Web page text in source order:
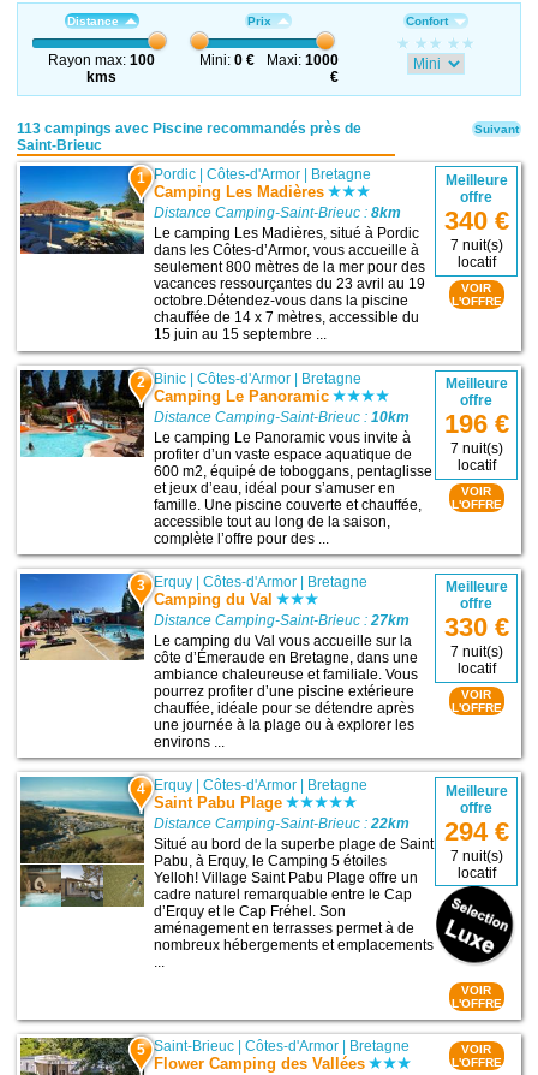
Distance
Rayon max:100
kms
Prix
Mini: 0 € Maxi:1000
€
Confort
113 campings avec Piscine recommandés près de
Saint-Brieuc
1 Pordic |Côtes-d'Armor Bretagne
Camping Les Madières
Distance Camping-Saint-Brieuc :8km
Le camping Les Madières, situé à Pordic
dans les Côtes-d’Armor, vous accueille à
seulement 800 mètres de la mer pour des
vacances ressourçantes du 23 avril au 19
octobre.Détendez-vous dans la piscine
chauffée de 14 x 7 mètres, accessible du
15 juin au 15 septembre ...
Meilleure
offre
340 €
7 nuit(s)
locatif
VOIR
L'OFFRE
2 Binic |Côtes-d'Armor | Bretagne
Camping Le Panoramic
Distance Camping-Saint-Brieuc :10km
Le camping Le Panoramic vous invite à
profiter d’un vaste espace aquatique de
600 m2, équipé de toboggans, pentaglisse
et jeux d’eau, idéal pour s’amuser en
famille. Une piscine couverte et chauffée,
accessible tout au long de la saison,
complète l’offre pour des ...
Meilleure
offre
196 €
7 nuit(s)
locatif
VOIR
L'OFFRE
3 Erquy |Côtes-d'Armor | Bretagne
Camping du Val
Distance Camping-Saint-Brieuc :27km
Le camping du Val vous accueille sur la
côte d’Émeraude en Bretagne, dans une
ambiance chaleureuse et familiale. Vous
pourrez profiter d’une piscine extérieure
chauffée, idéale pour se détendre après
une journée à la plage ou à explorer les
environs ...
Meilleure
offre
330 €
7 nuit(s)
locatif
VOIR
L'OFFRE
4 Erquy |Côtes-d'Armor Bretagne
Saint Pabu Plage
Distance Camping-Saint-Brieuc :22km
Situé au bord de la superbe plage de Saint
Pabu, à Erquy, le Camping 5 étoiles
Yelloh! Village Saint Pabu Plage offre un
cadre naturel remarquable entre le Cap
d’Erquy et le Cap Fréhel. Son
aménagement en terrasses permet à de
nombreux hébergements et emplacements
...
Meilleure
offre
294 €
7 nuit(s)
locatif
VOIR
L'OFFRE
5 Saint-Brieuc |Côtes-d'Armor Bretagne
Flower Camping des Vallées
VOIR
L'OFFRE
Suivant